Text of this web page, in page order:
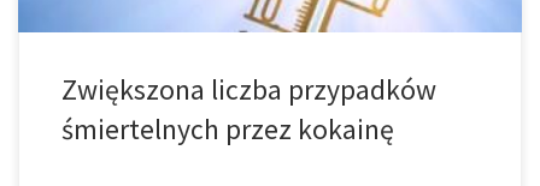
Zwiększona liczba przypadków
śmiertelnych przez kokainę